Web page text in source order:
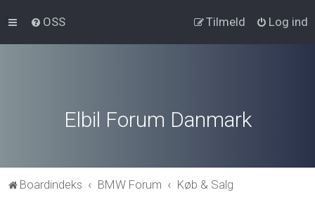
OSS Log ind
Tilmeld
Elbil Forum Danmark
Boardindeks BMW Forum Køb & Salg